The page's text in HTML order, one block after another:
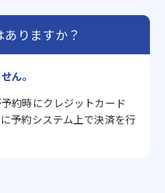
りますか？
ん。
約時にクレジットカード
予約システム上で決済を行